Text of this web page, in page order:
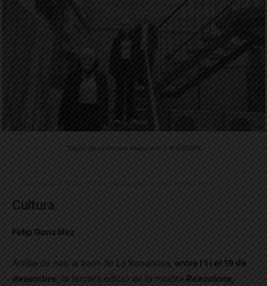
"Secta" de la mostra Reacciona 3 © ESDAPC
Cultura
Felip González
Arriba de nou al barri de La Bonanova, entre l’1 i el 19 de
desembre , la tercera edició de la mostra Reacciona,